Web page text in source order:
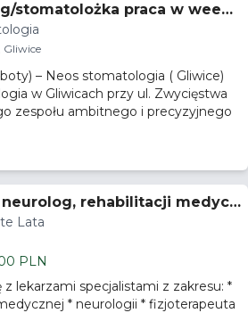
stomatolożka praca w weeke
Gliwice
– Neos stomatologia ( Gliwice)
w Gliwicach przy ul. Zwycięstwa
zespołu ambitnego i precyzyjnego
rehabilitacji medycz
telemedycyna
Lata
PLN
lekarzami specjalistami z zakresu: *